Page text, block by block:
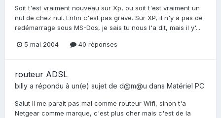
Soit t'est vraiment nouveau sur Xp, ou soit t'est vraiment un
nul de chez nul. Enfin c'est pas grave. Sur XP, il n'y a pas de
redémarrage sous MS-Dos, je sais tu nous l'a dit, mais il y'...
5 mai 2004 40 réponses
routeur ADSL
billy a répondu à un(e) sujet de d@m@u dans Matériel PC
Salut Il me parait pas mal comme routeur Wifi, sinon t'a
Netgear comme marque, c'est plus cher mais c'est de la